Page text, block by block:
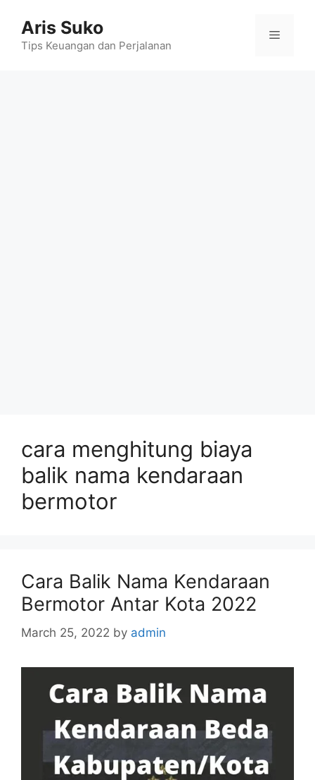
content
Aris Suko
Tips Keuangan dan Perjalanan
Menu
cara menghitung biaya
balik nama kendaraan
bermotor
Cara Balik Nama Kendaraan
Bermotor Antar Kota 2022
March 25, 2022 by admin